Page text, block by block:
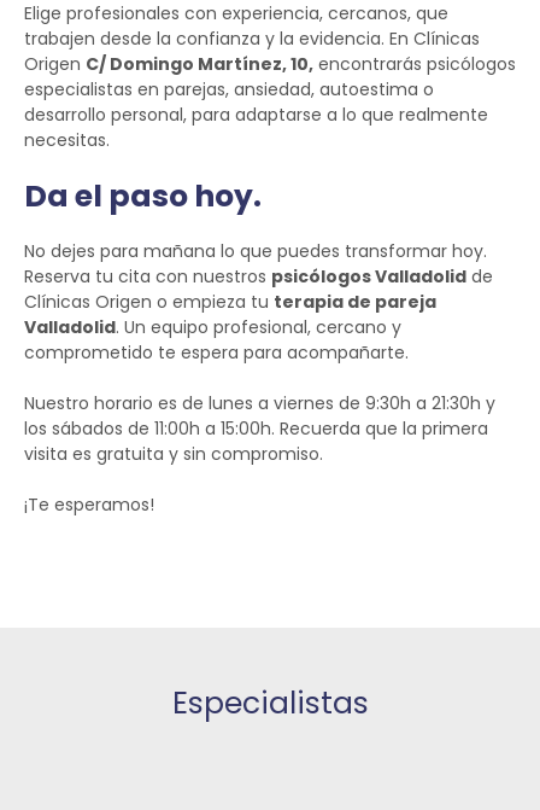
Elige profesionales con experiencia, cercanos, que
trabajen desde la confianza y la evidencia. En Clínicas
Origen C/ Domingo Martínez, 10, encontrarás psicólogos
especialistas en parejas, ansiedad, autoestima o
desarrollo personal, para adaptarse a lo que realmente
necesitas.
Da el paso hoy.
No dejes para mañana lo que puedes transformar hoy.
Reserva tu cita con nuestros psicólogos Valladolid de
Clínicas Origen o empieza tu terapia de pareja
Valladolid. Un equipo profesional, cercano y
comprometido te espera para acompañarte.
Nuestro horario es de lunes a viernes de 9:30h a 21:30h y
los sábados de 11:00h a 15:00h. Recuerda que la primera
visita es gratuita y sin compromiso.
¡Te esperamos!
Especialistas